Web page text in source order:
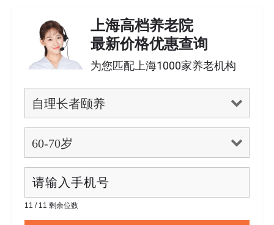
上海高档养老院
最新价格优惠查询
为您匹配上海1000家养老机构
11 / 11 剩余位数